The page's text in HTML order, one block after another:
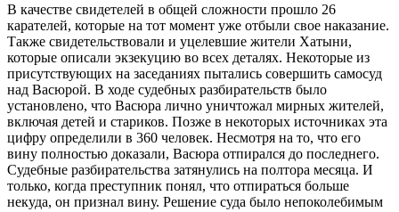
В качестве свидетелей в общей сложности прошло 26
карателей, которые на тот момент уже отбыли свое наказание.
Также свидетельствовали и уцелевшие жители Хатыни,
которые описали экзекуцию во всех деталях. Некоторые из
присутствующих на заседаниях пытались совершить самосуд
над Васюрой. В ходе судебных разбирательств было
установлено, что Васюра лично уничтожал мирных жителей,
включая детей и стариков. Позже в некоторых источниках эта
цифру определили в 360 человек. Несмотря на то, что его
вину полностью доказали, Васюра отпирался до последнего.
Судебные разбирательства затянулись на полтора месяца. И
только, когда преступник понял, что отпираться больше
некуда, он признал вину. Решение суда было непоколебимым